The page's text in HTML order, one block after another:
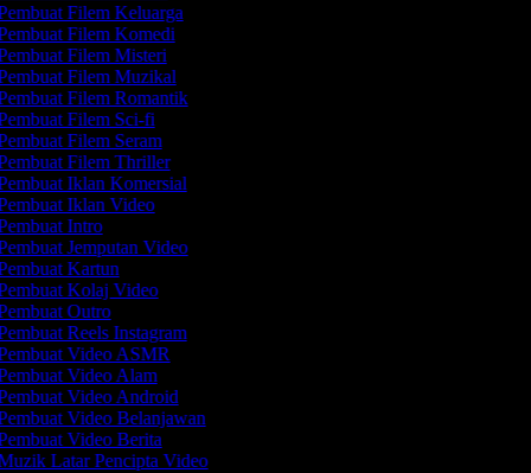
Filem Keluarga
Filem Komedi
Filem Misteri
Filem Muzikal
Filem Romantik
Filem Sci-fi
Filem Seram
Filem Thriller
Iklan Komersial
Iklan Video
Intro
Jemputan Video
Kartun
Kolaj Video
Outro
Reels Instagram
Video ASMR
Video Alam
Video Android
Video Belanjawan
Video Berita
Latar Pencipta Video